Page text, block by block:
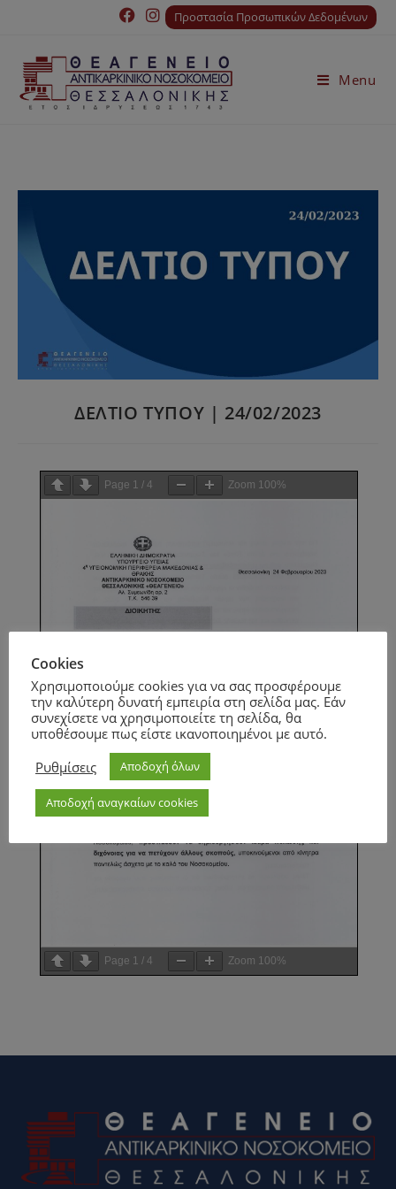
Προστασία Προσωπικών Δεδομένων
Menu
ΔΕΛΤΙΟ ΤΥΠΟΥ | 24/02/2023
Page 1 / 4 Zoom 100%
Page 1 / 4 Zoom 100%
Cookies
Χρησιμοποιούμε cookies για να σας προσφέρουμε
την καλύτερη δυνατή εμπειρία στη σελίδα μας. Εάν
συνεχίσετε να χρησιμοποιείτε τη σελίδα, θα
υποθέσουμε πως είστε ικανοποιημένοι με αυτό.
Ρυθμίσεις
Αποδοχή όλων
Αποδοχή αναγκαίων cookies